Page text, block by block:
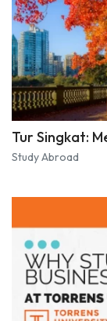
Tur Singkat:
Study Abroad